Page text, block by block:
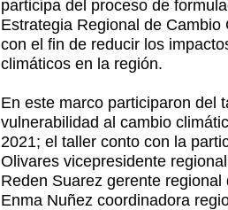
participa del proceso de
Estrategia Regional de
con el fin de reducir los
climáticos en la región.
En este marco participaron del
vulnerabilidad al cambio
2021; el taller conto con la
Olivares vicepresidente
Reden Suarez gerente
Enma Nuñez coordinadora